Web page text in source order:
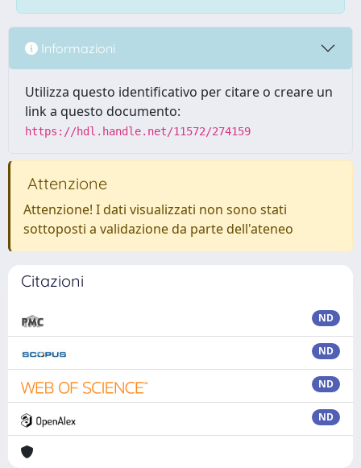
Informazioni
Utilizza questo identificativo per citare o creare un
link a questo documento:
https://hdl.handle.net/11572/274159
Attenzione
Attenzione! I dati visualizzati non sono stati
sottoposti a validazione da parte dell'ateneo
Citazioni
ND
ND
ND
ND